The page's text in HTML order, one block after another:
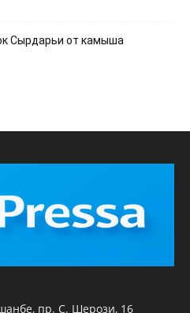
Сырдарьи от камыша
пр. С. Шерози, 16